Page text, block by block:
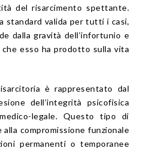
del risarcimento spettante.
standard valida per tutti i casi,
dalla gravità dell’infortunio e
esso ha prodotto sulla vita
è rappresentato dal
dell’integrità psicofisica
legale. Questo tipo di
compromissione funzionale
permanenti o temporanee